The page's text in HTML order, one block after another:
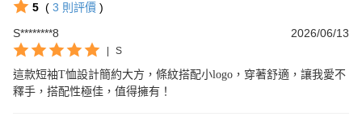
5 ( 3 則評價 )
S********8
2026/06/13
S
這款短袖T恤設計簡約大方，條紋搭配小logo，穿著舒適，讓我愛不
釋手，搭配性極佳，值得擁有！